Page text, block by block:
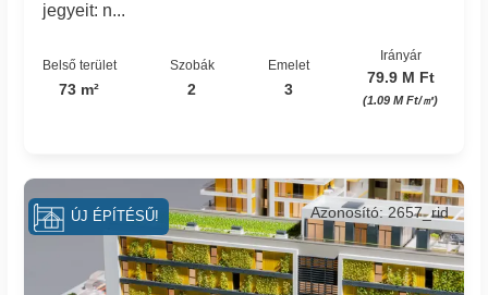
jegyeit: n...
Belső terület
73 m²
Szobák
2
Emelet
3
Irányár
79.9 M Ft
(1.09 M Ft/㎡)
Azonosító: 2657_rid
ÚJ ÉPÍTÉSŰ!